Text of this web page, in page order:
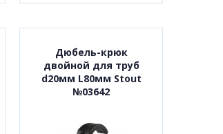
Дюбель-крюк
двойной для труб
d20мм L80мм Stout
№03642